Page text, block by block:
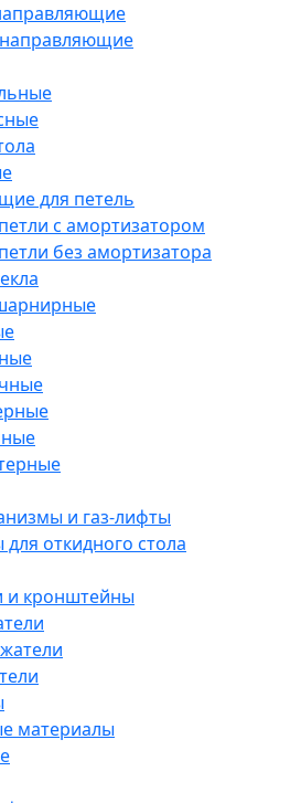
для петель
с амортизатором
без амортизатора
и газ-лифты
откидного стола
и кронштейны
материалы